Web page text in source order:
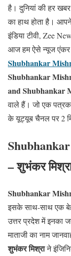
है। दुनियां की हर
का हाथ होता है।
इंडिया टीवी, Zee
आज हम ऐसे न्यूज एंकर
Shubhankar
Shubhankar
and Shubhankar
वाले हैं। जो एक
के यूट्यूब चैनल पर 2
– शुभंकर
Shubhankar
इसके साथ-साथ एक
उत्तर प्रदेश में इनका
माताजी का नाम
शुभंकर मिश्राने